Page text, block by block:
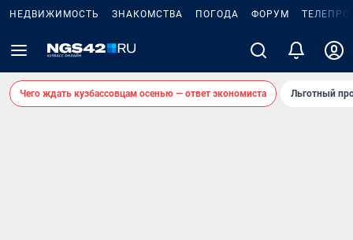
НЕДВИЖИМОСТЬ ЗНАКОМСТВА ПОГОДА ФОРУМ
Чего ждать кузбассовцам осенью — ответ экономиста Льготный